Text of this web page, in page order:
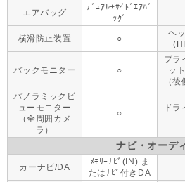
エアバッグ
ﾃﾞｭｱﾙ+ｻｲﾄﾞｴｱﾊﾞ
ｯｸﾞ
横滑防止装置 ○
ヘ
バックモニター ○
ブラ
ッ
（
パノラミックビ
ューモニター
（全周囲カメ
ラ）
○
ドラ
ナビ・オーデ
カーナビ/DA
ﾒﾓﾘｰﾅﾋﾞ(IN) ま
たはﾅﾋﾞ付きDA